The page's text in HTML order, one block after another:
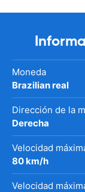
Moneda
Brazilian real
Dirección de la
Derecha
Velocidad
80 km/h
Velocidad